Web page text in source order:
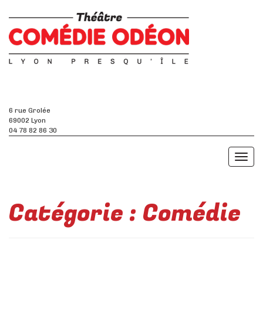
6 rue Grolée
69002 Lyon
04 78 82 86 30
Toggle
Catégorie : Comédie